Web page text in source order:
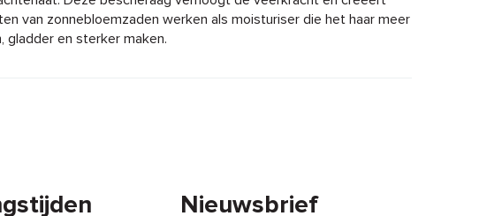
van zonnebloemzaden werken als moisturiser die het haar meer
gladder en sterker maken.
Nieuwsbrief